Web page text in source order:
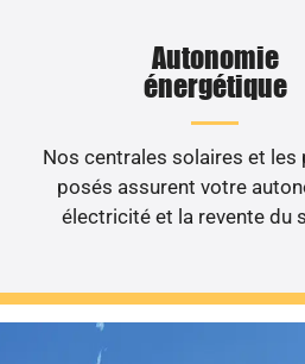
Autonomie
énergétique
Nos centrales solaires et les
posés assurent votre
électricité et la revente du